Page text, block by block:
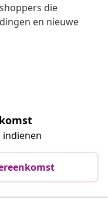
die
en nieuwe
indienen